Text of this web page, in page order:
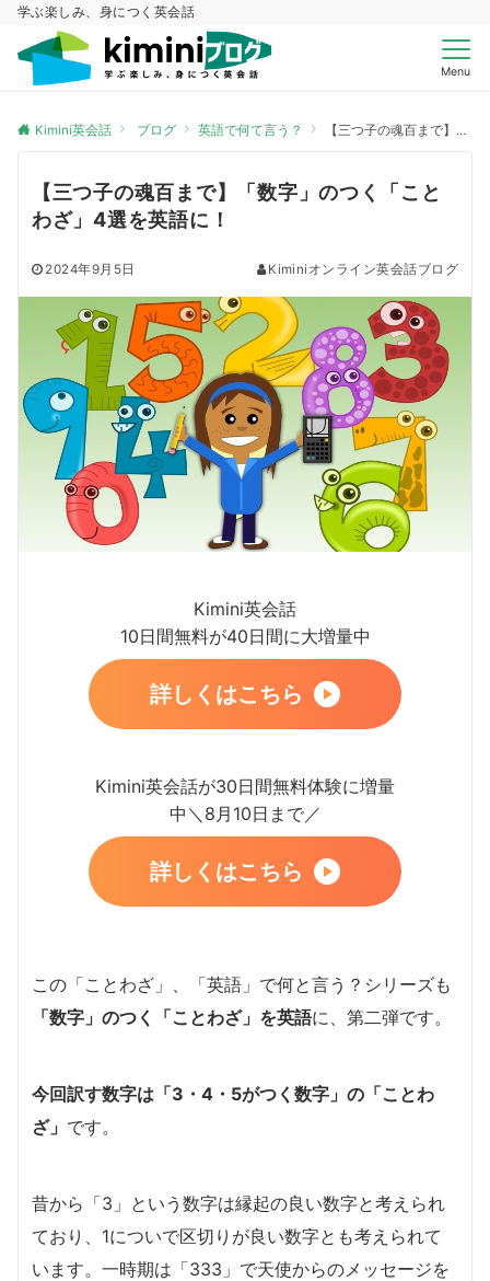
学ぶ楽しみ、身につく英会話
Menu
Kimini英会話 ブログ 英語で何て言う？ 【三つ子の魂百まで】「数字」のつく「ことわざ」4選を英語に！
【三つ子の魂百まで】「数字」のつく「こと
わざ」4選を英語に！
2024年9月5日 Kiminiオンライン英会話ブログ
Kimini英会話
10日間無料が40日間に大増量中
詳しくはこちら
Kimini英会話が30日間無料体験に増量
中＼8月10日まで／
詳しくはこちら
この「ことわざ」、「英語」で何と言う？シリーズも
「数字」のつく「ことわざ」を英語に、第二弾です。
今回訳す数字は「3・4・5がつく数字」の「ことわ
ざ」 です。
昔から「3」という数字は縁起の良い数字と考えられ
ており、1についで区切りが良い数字とも考えられて
います。一時期は「333」で天使からのメッセージを